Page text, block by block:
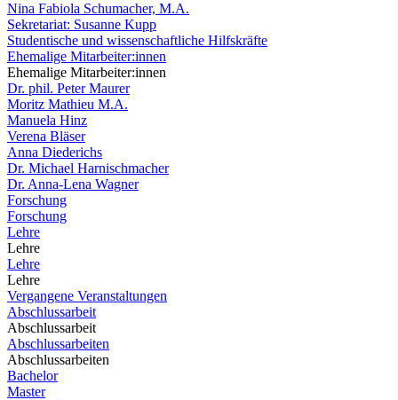
Nina Fabiola Schumacher, M.A.
Sekretariat: Susanne Kupp
Studentische und wissenschaftliche Hilfskräfte
Ehemalige Mitarbeiter:innen
Ehemalige Mitarbeiter:innen
Dr. phil. Peter Maurer
Moritz Mathieu M.A.
Manuela Hinz
Verena Bläser
Anna Diederichs
Dr. Michael Harnischmacher
Dr. Anna-Lena Wagner
Forschung
Forschung
Lehre
Lehre
Lehre
Lehre
Vergangene Veranstaltungen
Abschlussarbeit
Abschlussarbeit
Abschlussarbeiten
Abschlussarbeiten
Bachelor
Master